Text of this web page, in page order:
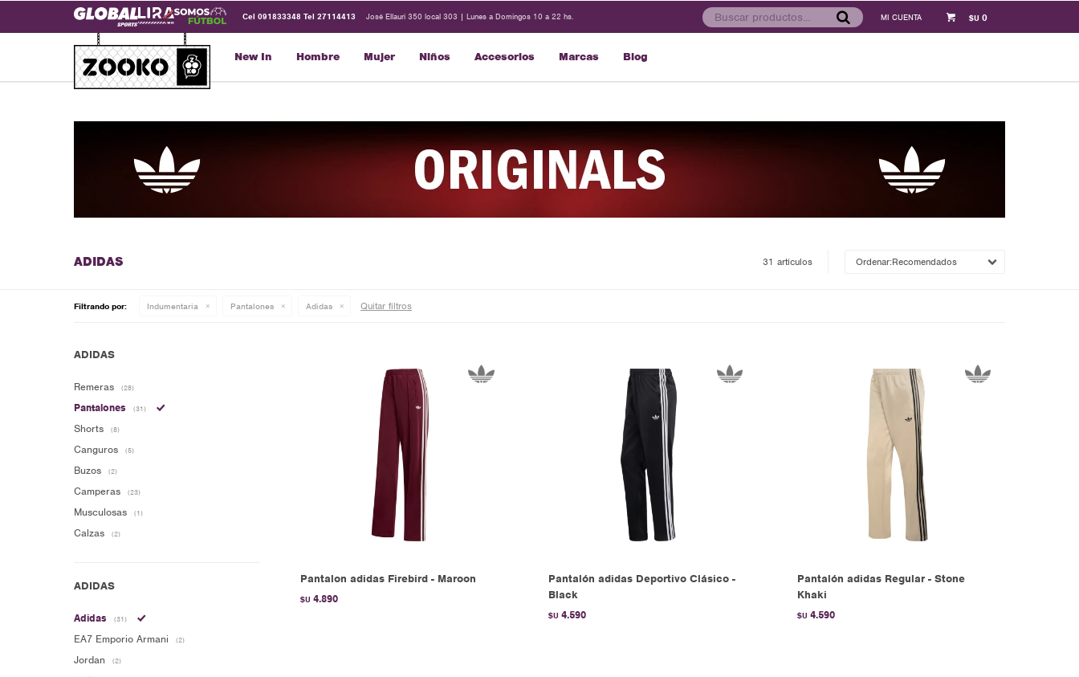
New In Hombre Mujer Niños Accesorios Marcas Blog
$U 0
Cel 091833348 Tel 27114413 José Ellauri 350 local 303 | Lunes a Domingos 10 a 22 hs.
31 artículos Recomendados
Filtrando por: Indumentaria Pantalones Adidas Quitar filtros
Pantalon adidas Firebird - Maroon
$U 4.890
Pantalón adidas Deportivo Clásico -
Black
$U 4.590
Pantalón adidas Regular - Stone
Khaki
$U 4.590
Remeras (28)
Pantalones (31)
Shorts (8)
Canguros (5)
Buzos (2)
Camperas (23)
Musculosas (1)
Calzas (2)
Adidas (31)
EA7 Emporio Armani (2)
Jordan (2)